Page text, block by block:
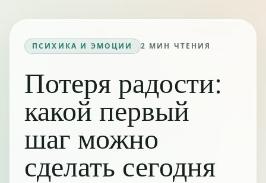
ПСИХИКА И ЭМОЦИИ 2 МИН ЧТЕНИЯ
Потеря радости:
какой первый
шаг можно
сделать сегодня